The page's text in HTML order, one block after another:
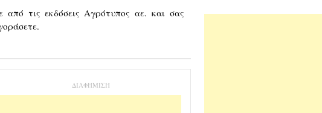
τις εκδόσεις Αγρότυπος αε. και σας
ΔΙΑΦΗΜΙΣΗ